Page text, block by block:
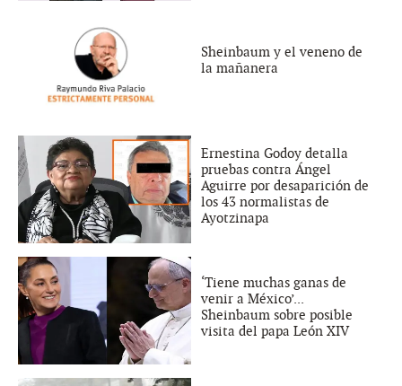
Sheinbaum y el veneno de
la mañanera
Ernestina Godoy detalla
pruebas contra Ángel
Aguirre por desaparición de
los 43 normalistas de
Ayotzinapa
‘Tiene muchas ganas de
venir a México’...
Sheinbaum sobre posible
visita del papa León XIV